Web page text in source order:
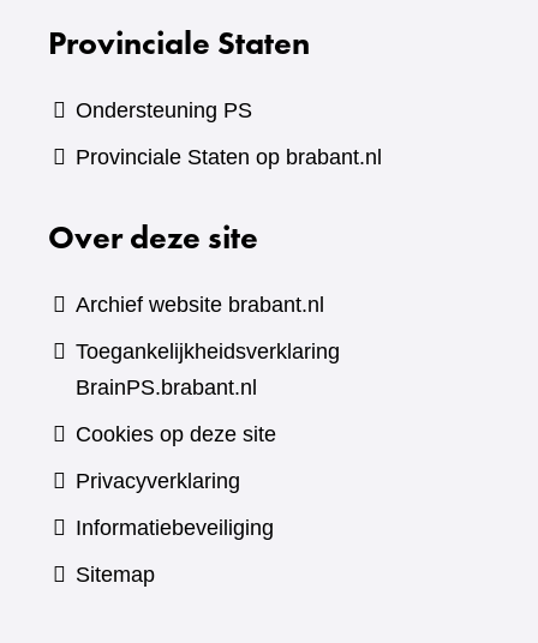
Provinciale Staten
Ondersteuning PS
Provinciale Staten op brabant.nl
Over deze site
Archief website brabant.nl
Toegankelijkheidsverklaring
BrainPS.brabant.nl
Cookies op deze site
Privacyverklaring
Informatiebeveiliging
Sitemap